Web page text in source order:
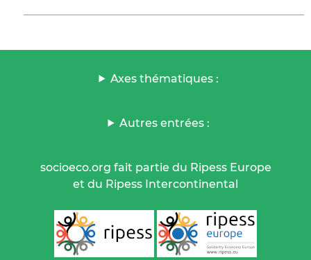
Axes thématiques :
Autres entrées :
socioeco.org fait partie du Ripess Europe
et du Ripess Intercontinental